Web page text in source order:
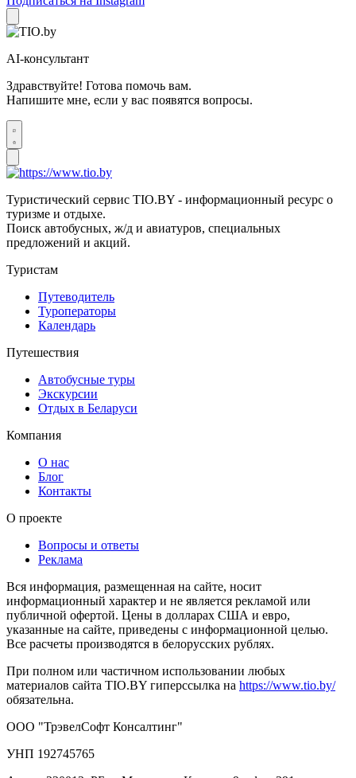
AI-консультант
Здравствуйте! Готова помочь вам.
Напишите мне, если у вас появятся вопросы.
Туристический сервис TIO.BY - информационный ресурс о
туризме и отдыхе.
Поиск автобусных, ж/д и авиатуров, специальных
предложений и акций.
Туристам
Путеводитель
Туроператоры
Календарь
Путешествия
Автобусные туры
Экскурсии
Отдых в Беларуси
Компания
О нас
Блог
Контакты
О проекте
Вопросы и ответы
Реклама
Вся информация, размещенная на сайте, носит
информационный характер и не является рекламой или
публичной офертой. Цены в долларах США и евро,
указанные на сайте, приведены с информационной целью.
Все расчеты производятся в белорусских рублях.
При полном или частичном использовании любых
материалов сайта TIO.BY гиперссылка на https://www.tio.by/
обязательна.
ООО "ТрэвелСофт Консалтинг"
УНП 192745765